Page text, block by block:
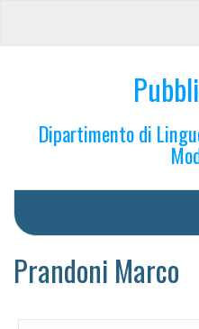
Dipartimento di
Prandoni Marco